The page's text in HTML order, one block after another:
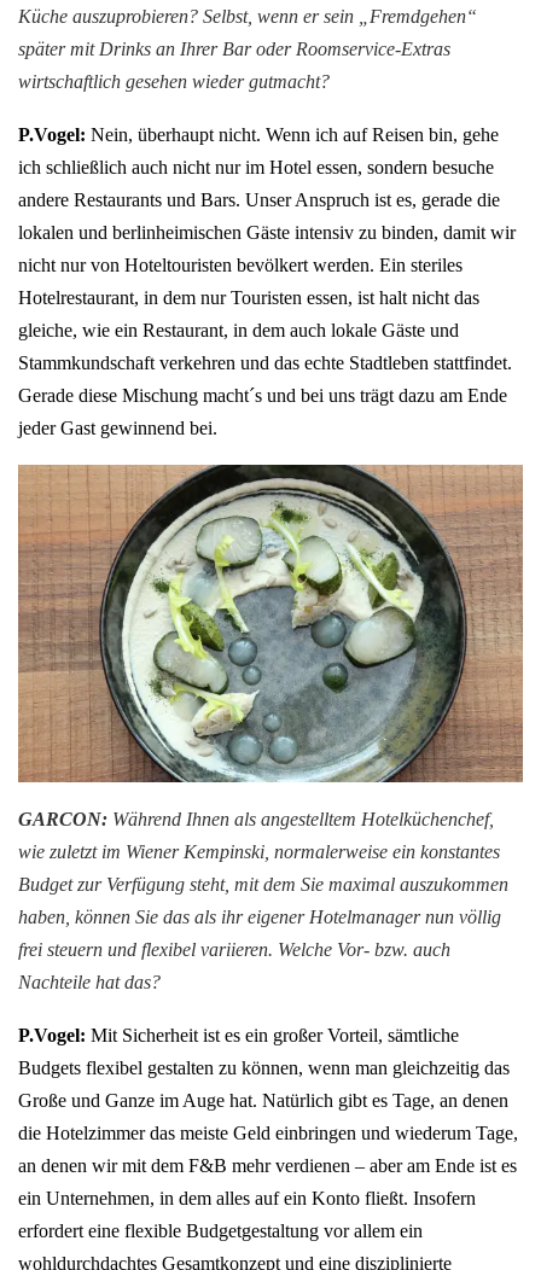
Küche auszuprobieren? Selbst, wenn er sein „Fremdgehen“
später mit Drinks an Ihrer Bar oder Roomservice-Extras
wirtschaftlich gesehen wieder gutmacht?
P.Vogel: Nein, überhaupt nicht. Wenn ich auf Reisen bin, gehe
ich schließlich auch nicht nur im Hotel essen, sondern besuche
andere Restaurants und Bars. Unser Anspruch ist es, gerade die
lokalen und berlinheimischen Gäste intensiv zu binden, damit wir
nicht nur von Hoteltouristen bevölkert werden. Ein steriles
Hotelrestaurant, in dem nur Touristen essen, ist halt nicht das
gleiche, wie ein Restaurant, in dem auch lokale Gäste und
Stammkundschaft verkehren und das echte Stadtleben stattfindet.
Gerade diese Mischung macht´s und bei uns trägt dazu am Ende
jeder Gast gewinnend bei.
GARCON: Während Ihnen als angestelltem Hotelküchenchef,
wie zuletzt im Wiener Kempinski, normalerweise ein konstantes
Budget zur Verfügung steht, mit dem Sie maximal auszukommen
haben, können Sie das als ihr eigener Hotelmanager nun völlig
frei steuern und flexibel variieren. Welche Vor- bzw. auch
Nachteile hat das?
P.Vogel: Mit Sicherheit ist es ein großer Vorteil, sämtliche
Budgets flexibel gestalten zu können, wenn man gleichzeitig das
Große und Ganze im Auge hat. Natürlich gibt es Tage, an denen
die Hotelzimmer das meiste Geld einbringen und wiederum Tage,
an denen wir mit dem F&B mehr verdienen – aber am Ende ist es
ein Unternehmen, in dem alles auf ein Konto fließt. Insofern
erfordert eine flexible Budgetgestaltung vor allem ein
wohldurchdachtes Gesamtkonzept und eine disziplinierte